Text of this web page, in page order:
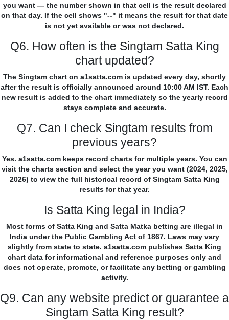
you want — the number shown in that cell is the result declared
on that day. If the cell shows "--" it means the result for that date
is not yet available or was not declared.
Q6. How often is the Singtam Satta King
chart updated?
The Singtam chart on a1satta.com is updated every day, shortly
after the result is officially announced around 10:00 AM IST. Each
new result is added to the chart immediately so the yearly record
stays complete and accurate.
Q7. Can I check Singtam results from
previous years?
Yes. a1satta.com keeps record charts for multiple years. You can
visit the charts section and select the year you want (2024, 2025,
2026) to view the full historical record of Singtam Satta King
results for that year.
Is Satta King legal in India?
Most forms of Satta King and Satta Matka betting are illegal in
India under the Public Gambling Act of 1867. Laws may vary
slightly from state to state. a1satta.com publishes Satta King
chart data for informational and reference purposes only and
does not operate, promote, or facilitate any betting or gambling
activity.
Q9. Can any website predict or guarantee a
Singtam Satta King result?